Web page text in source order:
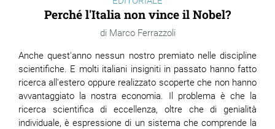
Perché l'Italia non vince il Nobel?
Marco Ferrazzoli
Anche quest'anno nessun nostro premiato nelle discipline
scientifiche. E molti italiani insigniti in passato hanno fatto
ricerca all'estero oppure realizzato scoperte che non hanno
avvantaggiato la nostra economia. Il problema è che la
ricerca scientifica di eccellenza, oltre che di genialità
individuale, è espressione di un sistema che comprende la